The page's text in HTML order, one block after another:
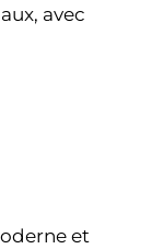
avec
et